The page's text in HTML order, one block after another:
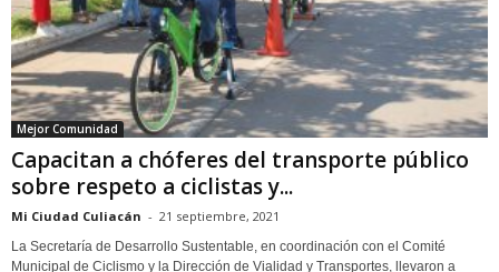
Mejor Comunidad
Capacitan a chóferes del transporte público
sobre respeto a ciclistas y...
Mi Ciudad Culiacán - 21 septiembre, 2021
La Secretaría de Desarrollo Sustentable, en coordinación con el Comité
Municipal de Ciclismo y la Dirección de Vialidad y Transportes, llevaron a